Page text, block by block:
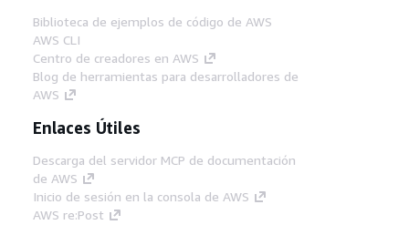
Biblioteca de ejemplos de código de AWS
AWS CLI
Centro de creadores en AWS
Blog de herramientas para desarrolladores de
AWS
Enlaces Útiles
Descarga del servidor MCP de documentación
de AWS
Inicio de sesión en la consola de AWS
AWS re:Post